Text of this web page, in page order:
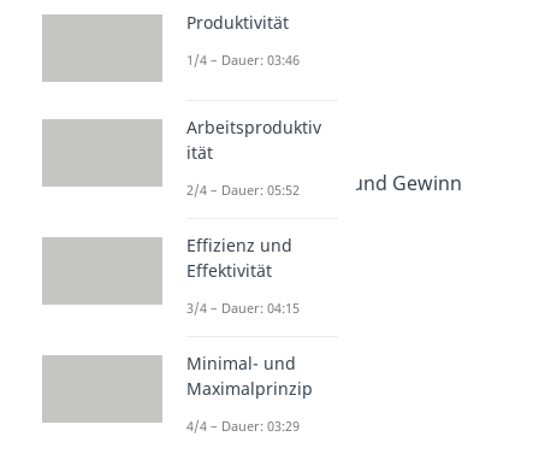
Dauer: 04:48
Gewinn berechnen
Dauer: 04:47
Umsatz
Umsatz berechnen
Dauer: 03:35
Unterschied Umsatz und Gewinn
Produktivität
1/4 – Dauer: 03:46
Arbeitsproduktiv
ität
2/4 – Dauer: 05:52
Effizienz und
Effektivität
3/4 – Dauer: 04:15
Minimal- und
Maximalprinzip
4/4 – Dauer: 03:29